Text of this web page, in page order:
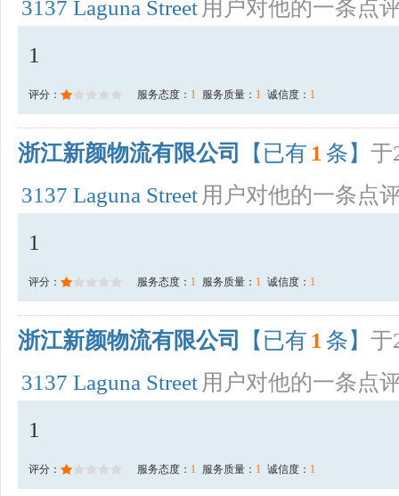
3137 Laguna Street 用户对他的一条点
1
评分： 服务态度： 1 服务质量： 1 诚信度： 1
浙江新颜物流有限公司 【已有 1 条】 于
3137 Laguna Street 用户对他的一条点
1
评分： 服务态度： 1 服务质量： 1 诚信度： 1
浙江新颜物流有限公司 【已有 1 条】 于
3137 Laguna Street 用户对他的一条点
1
评分： 服务态度： 1 服务质量： 1 诚信度： 1